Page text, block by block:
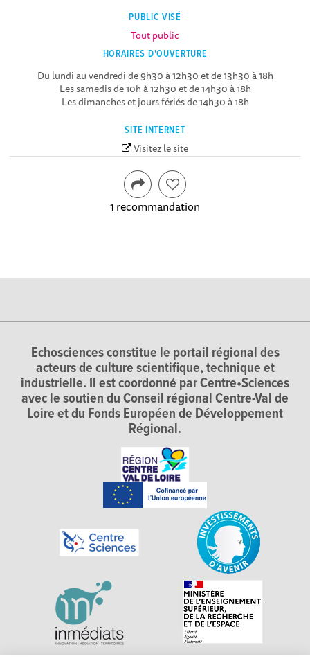
PUBLIC VISÉ
Tout public
HORAIRES D'OUVERTURE
Du lundi au vendredi de 9h30 à 12h30 et de 13h30 à 18h
Les samedis de 10h à 12h30 et de 14h30 à 18h
Les dimanches et jours fériés de 14h30 à 18h
SITE INTERNET
Visitez le site
1 recommandation
Echosciences constitue le portail régional des
acteurs de culture scientifique, technique et
industrielle. Il est coordonné par Centre•Sciences
avec le soutien du Conseil régional Centre-Val de
Loire et du Fonds Européen de Développement
Régional.